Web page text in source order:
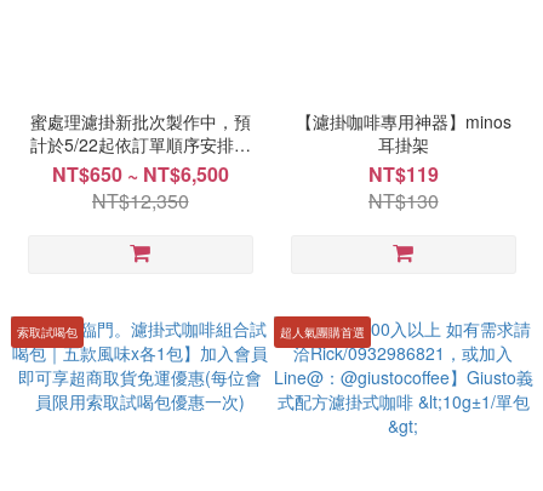
蜜處理濾掛新批次製作中，預
計於5/22起依訂單順序安排出
貨 ★ 送禮 ★【濾掛式咖啡禮
盒】五Fu福臨門 濾掛式咖啡
【5款風味x各四入】
NT$650 ~ NT$6,500
NT$12,350
【濾掛咖啡專用神器】minos
耳掛架
NT$119
NT$130
索取試喝包 超人氣團購首選